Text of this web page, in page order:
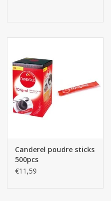
Canderel poudre sticks
500pcs
€11,59